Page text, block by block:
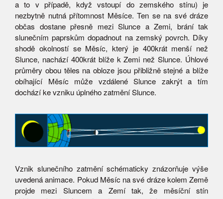
a to v případě, když vstoupí do zemského stínu) je
nezbytně nutná přítomnost Měsíce. Ten se na své dráze
občas dostane přesně mezi Slunce a Zemi, brání tak
slunečním paprskům dopadnout na zemský povrch. Díky
shodě okolností se Měsíc, který je 400krát menší než
Slunce, nachází 400krát blíže k Zemi než Slunce. Úhlové
průměry obou těles na obloze jsou přibližně stejné a blíže
obíhající Měsíc může vzdálené Slunce zakrýt a tím
dochází ke vzniku úplného zatmění Slunce.
Vznik slunečního zatmění schématicky znázorňuje výše
uvedená animace. Pokud Měsíc na své dráze kolem Země
projde mezi Sluncem a Zemí tak, že měsíční stín